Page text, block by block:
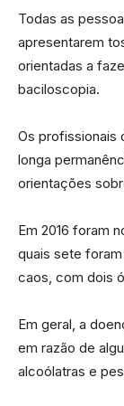
Todas as
apresentarem
orientadas a
baciloscopia.
Os profissionais
longa
orientações
Em 2016 foram
quais sete
caos, com dois
Em geral, a
em razão de
alcoólatras e